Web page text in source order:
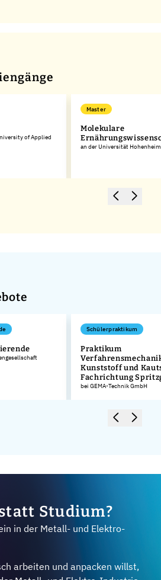
of Applied
Master
Molekulare
an der Universität Hohenheim
Schülerpraktikum
Praktikum
Kunststoff und
Fachrichtung
bei GEMA-Technik GmbH
Studium?
in der Metall- und Elektro-
arbeiten und anpacken willst,